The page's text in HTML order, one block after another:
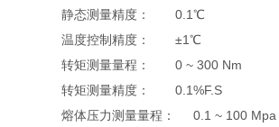
静态测量精度： 0.1℃
温度控制精度： ±1℃
转矩测量量程： 0 ~ 300 Nm
转矩测量精度： 0.1%F.S
熔体压力测量量程： 0.1 ~ 100 Mpa